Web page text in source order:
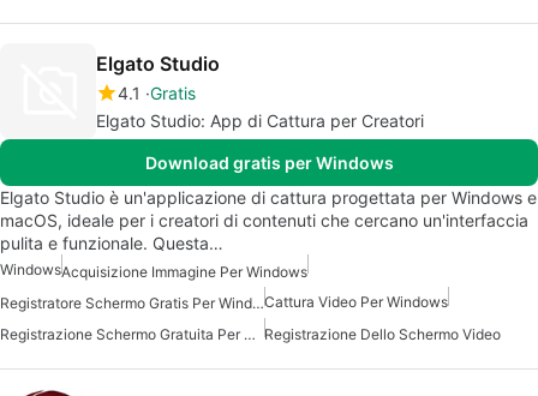
Elgato Studio
4.1 Gratis
Elgato Studio: App di Cattura per Creatori
Download gratis per Windows
Elgato Studio è un'applicazione di cattura progettata per Windows e
macOS, ideale per i creatori di contenuti che cercano un'interfaccia
pulita e funzionale. Questa…
WindowsAcquisizione Immagine Per Windows
Registratore Schermo Gratis Per WindowsCattura Video Per Windows
Registrazione Schermo Gratuita Per Windows Registrazione Dello Schermo Video